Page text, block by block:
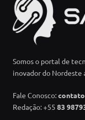
Somos o portal de
inovador do Nordeste
Fale Conosco:
Redação: +55 83